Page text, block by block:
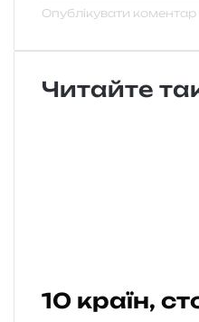
Читайте
10 країн,